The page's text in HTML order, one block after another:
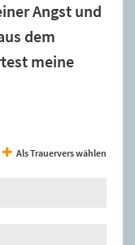
Angst und
dem
meine
Als Trauervers wählen